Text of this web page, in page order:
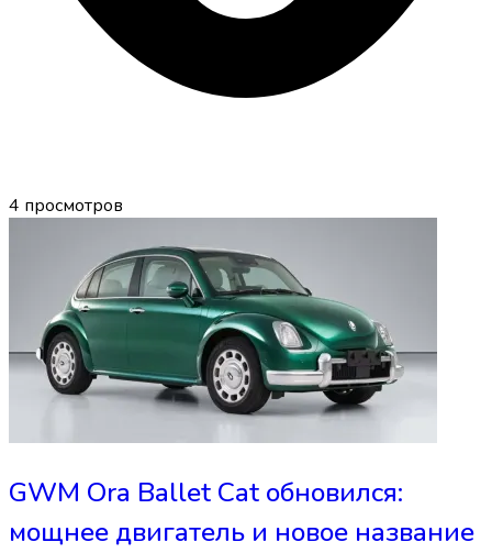
4 просмотров
GWM Ora Ballet Cat обновился:
мощнее двигатель и новое название